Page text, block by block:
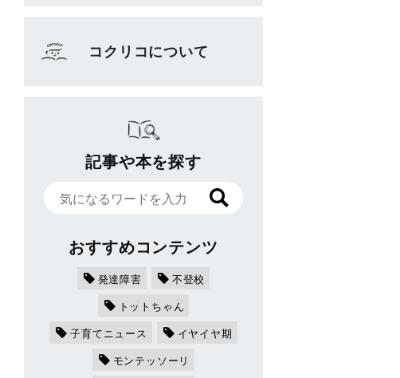
コクリコについて
記事や本を探す
おすすめコンテンツ
発達障害
不登校
トットちゃん
子育てニュース
イヤイヤ期
モンテッソーリ